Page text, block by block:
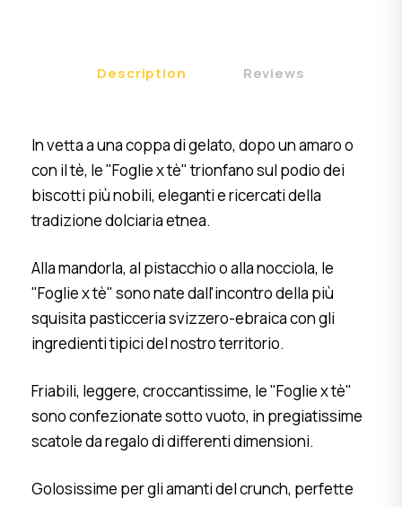
Description Reviews
In vetta a una coppa di gelato, dopo un amaro o
con il tè, le "Foglie x tè" trionfano sul podio dei
biscotti più nobili, eleganti e ricercati della
tradizione dolciaria etnea.
Alla mandorla, al pistacchio o alla nocciola, le
"Foglie x tè" sono nate dall'incontro della più
squisita pasticceria svizzero-ebraica con gli
ingredienti tipici del nostro territorio.
Friabili, leggere, croccantissime, le "Foglie x tè"
sono confezionate sotto vuoto, in pregiatissime
scatole da regalo di differenti dimensioni.
Golosissime per gli amanti del crunch, perfette